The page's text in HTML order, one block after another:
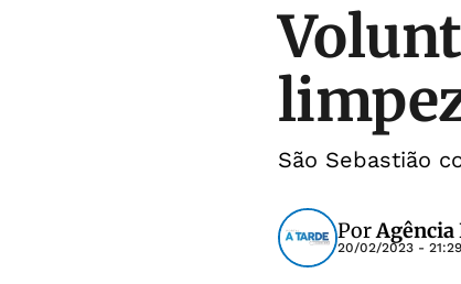
São Sebastião
PorAgência
20/02/2023 -